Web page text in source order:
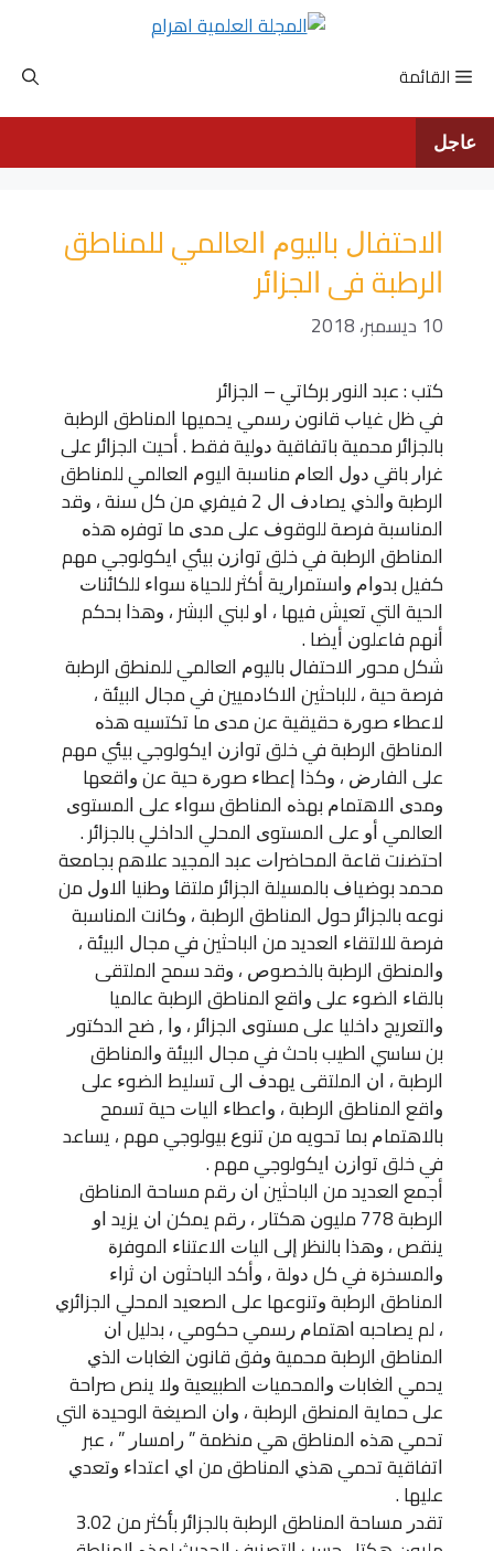
المحتوىالقائمة
عاجل
ﺍﻻﺣﺘﻔﺎﻝ ﺑﺎﻟﻴﻮﻡ ﺍﻟﻌﺎﻟﻤﻲ ﻟﻠﻤﻨﺎﻃﻖ
ﺍﻟﺮﻃﺒﺔ ﻓﻰ ﺍﻟﺠﺰﺍئر
10 ديسمبر، 2018
ﻛﺘﺐ : ﻋﺒﺪ ﺍﻟﻨﻮﺭ ﺑﺮﻛﺎﺗﻲ – ﺍﻟﺠﺰﺍﺋﺮ
ﻓﻲ ﻇﻞ ﻏﻴﺎﺏ ﻗﺎﻧﻮﻥ ﺭﺳﻤﻲ ﻳﺤﻤﻴﻬﺎ ﺍﻟﻤﻨﺎﻃﻖ ﺍﻟﺮﻃﺒﺔ
ﺑﺎﻟﺠﺰﺍﺋﺮ ﻣﺤﻤﻴﺔ ﺑﺎﺗﻔﺎﻗﻴﺔ ﺩﻭﻟﻴﺔ ﻓﻘﻂ . ﺃﺣﻴﺖ ﺍﻟﺠﺰﺍﺋﺮ ﻋﻠﻰ
ﻏﺮﺍﺭ ﺑﺎﻗﻲ ﺩﻭﻝ ﺍﻟﻌﺎﻡ ﻣﻨﺎﺳﺒﺔ ﺍﻟﻴﻮﻡ ﺍﻟﻌﺎﻟﻤﻲ ﻟﻠﻤﻨﺎﻃﻖ
ﺍﻟﺮﻃﺒﺔ ﻭﺍﻟﺬﻱ ﻳﺼﺎﺩﻑ ﺍﻝ 2 ﻓﻴﻔﺮﻱ ﻣﻦ ﻛﻞ ﺳﻨﺔ ، ﻭﻗﺪ
ﺍﻟﻤﻨﺎﺳﺒﺔ ﻓﺮﺻﺔ ﻟﻠﻮﻗﻮﻑ ﻋﻠﻰ ﻣﺪﻯ ﻣﺎ ﺗﻮﻓﺮﻩ ﻫﺬﻩ
ﺍﻟﻤﻨﺎﻃﻖ ﺍﻟﺮﻃﺒﺔ ﻓﻲ ﺧﻠﻖ ﺗﻮﺍﺯﻥ ﺑﻴﺌﻲ ﺍﻳﻜﻮﻟﻮﺟﻲ ﻣﻬﻢ
ﻛﻔﻴﻞ ﺑﺪﻭﺍﻡ ﻭﺍﺳﺘﻤﺮﺍﺭﻳﺔ ﺃﻛﺜﺮ ﻟﻠﺤﻴﺎﺓ ﺳﻮﺍﺀ ﻟﻠﻜﺎﺋﻨﺎﺕ
ﺍﻟﺤﻴﺔ ﺍﻟﺘﻲ ﺗﻌﻴﺶ ﻓﻴﻬﺎ ، ﺍﻭ ﻟﺒﻨﻲ ﺍﻟﺒﺸﺮ ، ﻭﻫﺬﺍ ﺑﺤﻜﻢ
ﺃﻧﻬﻢ ﻓﺎﻋﻠﻮﻥ ﺃﻳﻀﺎ .
ﺷﻜﻞ ﻣﺤﻮﺭ ﺍﻻﺣﺘﻔﺎﻝ ﺑﺎﻟﻴﻮﻡ ﺍﻟﻌﺎﻟﻤﻲ ﻟﻠﻤﻨﻄﻖ ﺍﻟﺮﻃﺒﺔ
ﻓﺮﺻﺔ ﺣﻴﺔ ، ﻟﻠﺒﺎﺣﺜﻴﻦ ﺍﻻﻛﺎﺩﻣﻴﻴﻦ ﻓﻲ ﻣﺠﺎﻝ ﺍﻟﺒﻴﺌﺔ ،
ﻻﻋﻄﺎﺀ ﺻﻮﺭﺓ ﺣﻘﻴﻘﻴﺔ ﻋﻦ ﻣﺪﻯ ﻣﺎ ﺗﻜﺘﺴﻴﻪ ﻫﺬﻩ
ﺍﻟﻤﻨﺎﻃﻖ ﺍﻟﺮﻃﺒﺔ ﻓﻲ ﺧﻠﻖ ﺗﻮﺍﺯﻥ ﺍﻳﻜﻮﻟﻮﺟﻲ ﺑﻴﺌﻲ ﻣﻬﻢ
ﻋﻠﻰ ﺍﻟﻔﺎﺭﺽ ، ﻭﻛﺬﺍ ﺇﻋﻄﺎﺀ ﺻﻮﺭﺓ ﺣﻴﺔ ﻋﻦ ﻭﺍﻗﻌﻬﺎ
ﻭﻣﺪﻯ ﺍﻻﻫﺘﻤﺎﻡ ﺑﻬﺬﻩ ﺍﻟﻤﻨﺎﻃﻖ ﺳﻮﺍﺀ ﻋﻠﻰ ﺍﻟﻤﺴﺘﻮﻯ
ﺍﻟﻌﺎﻟﻤﻲ ﺃﻭ ﻋﻠﻰ ﺍﻟﻤﺴﺘﻮﻯ ﺍﻟﻤﺤﻠﻲ ﺍﻟﺪﺍﺧﻠﻲ ﺑﺎﻟﺠﺰﺍﺋﺮ .
ﺍﺣﺘﻀﻨﺖ ﻗﺎﻋﺔ ﺍﻟﻤﺤﺎﺿﺮﺍﺕ ﻋﺒﺪ ﺍﻟﻤﺠﻴﺪ ﻋﻼﻫﻢ ﺑﺠﺎﻣﻌﺔ
ﻣﺤﻤﺪ ﺑﻮﺿﻴﺎﻑ ﺑﺎﻟﻤﺴﻴﻠﺔ ﺍﻟﺠﺰﺍﺋﺮ ﻣﻠﺘﻘﺎ ﻭﻃﻨﻴﺎ ﺍﻻﻭﻝ ﻣﻦ
ﻧﻮﻋﻪ ﺑﺎﻟﺠﺰﺍﺋﺮ ﺣﻮﻝ ﺍﻟﻤﻨﺎﻃﻖ ﺍﻟﺮﻃﺒﺔ ، ﻭﻛﺎﻧﺖ ﺍﻟﻤﻨﺎﺳﺒﺔ
ﻓﺮﺻﺔ ﻟﻼﻟﺘﻘﺎﺀ ﺍﻟﻌﺪﻳﺪ ﻣﻦ ﺍﻟﺒﺎﺣﺜﻴﻦ ﻓﻲ ﻣﺠﺎﻝ ﺍﻟﺒﻴﺌﺔ ،
ﻭﺍﻟﻤﻨﻄﻖ ﺍﻟﺮﻃﺒﺔ ﺑﺎﻟﺨﺼﻮﺹ ، ﻭﻗﺪ ﺳﻤﺢ ﺍﻟﻤﻠﺘﻘﻰ
ﺑﺎﻟﻘﺎﺀ ﺍﻟﻀﻮﺀ ﻋﻠﻰ ﻭﺍﻗﻊ ﺍﻟﻤﻨﺎﻃﻖ ﺍﻟﺮﻃﺒﺔ ﻋﺎﻟﻤﻴﺎ
ﻭﺍﻟﺘﻌﺮﻳﺞ ﺩﺍﺧﻠﻴﺎ ﻋﻠﻰ ﻣﺴﺘﻮﻯ ﺍﻟﺠﺰﺍﺋﺮ ، ﻭﺍ , ﺿﺢ ﺍﻟﺪﻛﺘﻮﺭ
ﺑﻦ ﺳﺎﺳﻲ ﺍﻟﻄﻴﺐ ﺑﺎﺣﺚ ﻓﻲ ﻣﺠﺎﻝ ﺍﻟﺒﻴﺌﺔ ﻭﺍﻟﻤﻨﺎﻃﻖ
ﺍﻟﺮﻃﺒﺔ ، ﺍﻥ ﺍﻟﻤﻠﺘﻘﻰ ﻳﻬﺪﻑ ﺍﻟﻰ ﺗﺴﻠﻴﻂ ﺍﻟﻀﻮﺀ ﻋﻠﻰ
ﻭﺍﻗﻊ ﺍﻟﻤﻨﺎﻃﻖ ﺍﻟﺮﻃﺒﺔ ، ﻭﺍﻋﻄﺎﺀ ﺍﻟﻴﺎﺕ ﺣﻴﺔ ﺗﺴﻤﺢ
ﺑﺎﻻﻫﺘﻤﺎﻡ ﺑﻤﺎ ﺗﺤﻮﻳﻪ ﻣﻦ ﺗﻨﻮﻉ ﺑﻴﻮﻟﻮﺟﻲ ﻣﻬﻢ ، ﻳﺴﺎﻋﺪ
ﻓﻲ ﺧﻠﻖ ﺗﻮﺍﺯﻥ ﺍﻳﻜﻮﻟﻮﺟﻲ ﻣﻬﻢ .
ﺃﺟﻤﻊ ﺍﻟﻌﺪﻳﺪ ﻣﻦ ﺍﻟﺒﺎﺣﺜﻴﻦ ﺍﻥ ﺭﻗﻢ ﻣﺴﺎﺣﺔ ﺍﻟﻤﻨﺎﻃﻖ
ﺍﻟﺮﻃﺒﺔ 778 ﻣﻠﻴﻮﻥ ﻫﻜﺘﺎﺭ ، ﺭﻗﻢ ﻳﻤﻜﻦ ﺍﻥ ﻳﺰﻳﺪ ﺍﻭ
ﻳﻨﻘﺺ ، ﻭﻫﺬﺍ ﺑﺎﻟﻨﻈﺮ ﺇﻟﻰ ﺍﻟﻴﺎﺕ ﺍﻻﻋﺘﻨﺎﺀ ﺍﻟﻤﻮﻓﺮﺓ
ﻭﺍﻟﻤﺴﺨﺮﺓ ﻓﻲ ﻛﻞ ﺩﻭﻟﺔ ، ﻭﺃﻛﺪ ﺍﻟﺒﺎﺣﺜﻮﻥ ﺍﻥ ﺛﺮﺍﺀ
ﺍﻟﻤﻨﺎﻃﻖ ﺍﻟﺮﻃﺒﺔ ﻭﺗﻨﻮﻋﻬﺎ ﻋﻠﻰ ﺍﻟﺼﻌﻴﺪ ﺍﻟﻤﺤﻠﻲ ﺍﻟﺠﺰﺍﺋﺮﻱ
، ﻟﻢ ﻳﺼﺎﺣﺒﻪ ﺍﻫﺘﻤﺎﻡ ﺭﺳﻤﻲ ﺣﻜﻮﻣﻲ ، ﺑﺪﻟﻴﻞ ﺍﻥ
ﺍﻟﻤﻨﺎﻃﻖ ﺍﻟﺮﻃﺒﺔ ﻣﺤﻤﻴﺔ ﻭﻓﻖ ﻗﺎﻧﻮﻥ ﺍﻟﻐﺎﺑﺎﺕ ﺍﻟﺬﻱ
ﻳﺤﻤﻲ ﺍﻟﻐﺎﺑﺎﺕ ﻭﺍﻟﻤﺤﻤﻴﺎﺕ ﺍﻟﻄﺒﻴﻌﻴﺔ ﻭﻻ ﻳﻨﺺ ﺻﺮﺍﺣﺔ
ﻋﻠﻰ ﺣﻤﺎﻳﺔ ﺍﻟﻤﻨﻄﻖ ﺍﻟﺮﻃﺒﺔ ، ﻭﺍﻥ ﺍﻟﺼﻴﻐﺔ ﺍﻟﻮﺣﻴﺪﺓ ﺍﻟﺘﻲ
ﺗﺤﻤﻲ ﻫﺬﻩ ﺍﻟﻤﻨﺎﻃﻖ ﻫﻲ ﻣﻨﻈﻤﺔ ” ﺭﺍﻣﺴﺎﺭ ” ، ﻋﺒﺮ
ﺍﺗﻔﺎﻗﻴﺔ ﺗﺤﻤﻲ ﻫﺬﻱ ﺍﻟﻤﻨﺎﻃﻖ ﻣﻦ ﺍﻱ ﺍﻋﺘﺪﺍﺀ ﻭﺗﻌﺪﻱ
ﻋﻠﻴﻬﺎ .
ﺗﻘﺪﺭ ﻣﺴﺎﺣﺔ ﺍﻟﻤﻨﺎﻃﻖ ﺍﻟﺮﻃﺒﺔ ﺑﺎﻟﺠﺰﺍﺋﺮ ﺑﺄﻛﺜﺮ ﻣﻦ 3.02